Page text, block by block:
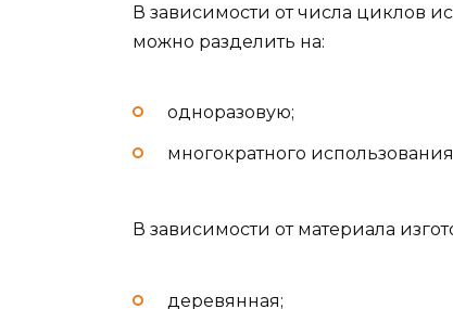
В зависимости от числа циклов
можно разделить на:
одноразовую;
многократного
В зависимости от материала
деревянная;